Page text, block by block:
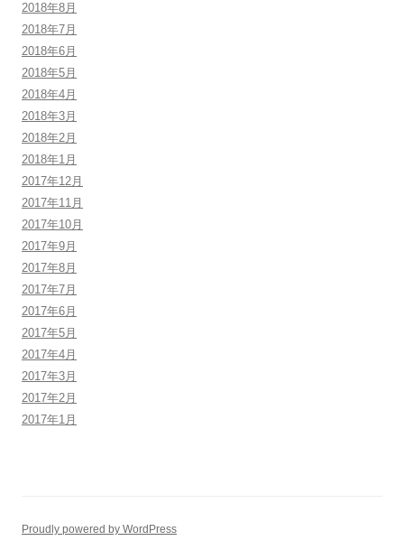
2018年8月
2018年7月
2018年6月
2018年5月
2018年4月
2018年3月
2018年2月
2018年1月
2017年12月
2017年11月
2017年10月
2017年9月
2017年8月
2017年7月
2017年6月
2017年5月
2017年4月
2017年3月
2017年2月
2017年1月
Proudly powered by WordPress